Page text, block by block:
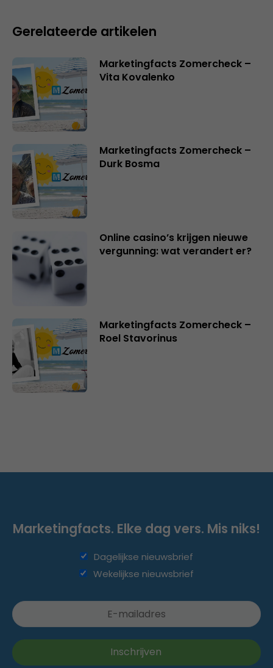
Gerelateerde artikelen
Marketingfacts Zomercheck –
Vita Kovalenko
Marketingfacts Zomercheck –
Durk Bosma
Online casino’s krijgen nieuwe
vergunning: wat verandert er?
Marketingfacts Zomercheck –
Roel Stavorinus
Marketingfacts. Elke dag vers. Mis niks!
Dagelijkse nieuwsbrief
Wekelijkse nieuwsbrief